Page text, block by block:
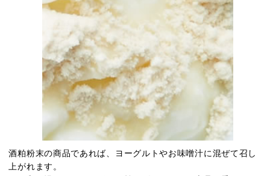
酒粕粉末の商品であれば、ヨーグルトやお味噌汁に混ぜて召し
上がれます。